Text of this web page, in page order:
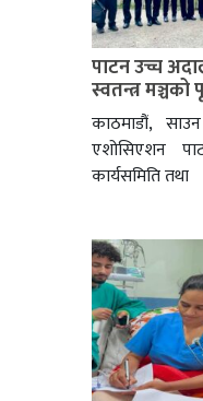
पाटन उच्च
स्वतन्त्र मञ्चको
काठमाडौं,
एशोसिएशन
कार्यसमिति तथा